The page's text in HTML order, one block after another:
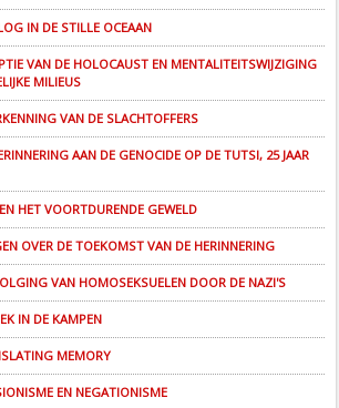
IN DE STILLE OCEAAN
VAN DE HOLOCAUST EN MENTALITEITSWIJZIGING
MILIEUS
VAN DE SLACHTOFFERS
AAN DE GENOCIDE OP DE TUTSI, 25 JAAR
HET VOORTDURENDE GEWELD
OVER DE TOEKOMST VAN DE HERINNERING
VAN HOMOSEKSUELEN DOOR DE NAZI'S
IN DE KAMPEN
MEMORY
EN NEGATIONISME